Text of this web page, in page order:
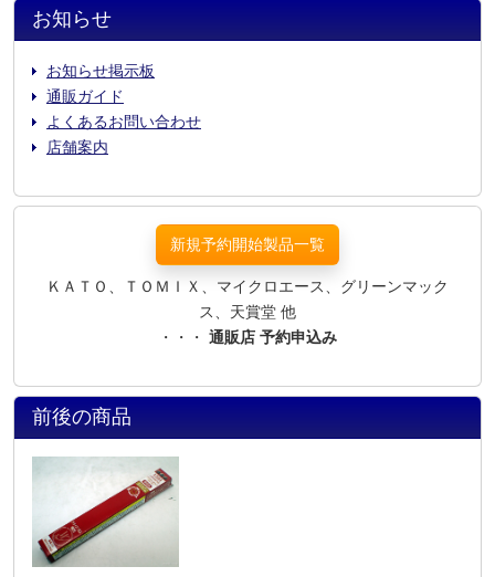
お知らせ
お知らせ掲示板
通販ガイド
よくあるお問い合わせ
店舗案内
新規予約開始製品一覧
ＫＡＴＯ、ＴＯＭＩＸ、マイクロエース、グリーンマック
ス、天賞堂 他
・・・ 通販店 予約申込み
前後の商品